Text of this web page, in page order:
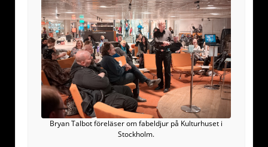
Bryan Talbot föreläser om fabeldjur på Kulturhuset i
Stockholm.